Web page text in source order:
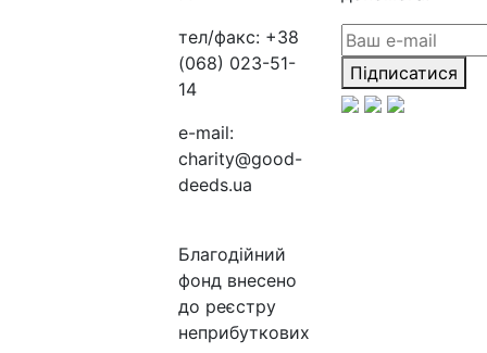
тел/факс: +38
(068) 023-51-
14
e-mail:
charity@good-
deeds.ua
Благодійний
фонд внесено
до реєстру
неприбуткових
Підписатися